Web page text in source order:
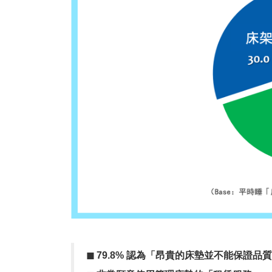
◼︎ 79.8% 認為「昂貴的床墊並不能保證品